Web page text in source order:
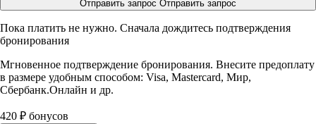
Отправить запрос Отправить запрос
Пока платить не нужно. Сначала дождитесь подтверждения
бронирования
Мгновенное подтверждение бронирования. Внесите предоплату
в размере удобным способом: Visa, Mastercard, Мир,
Сбербанк.Онлайн и др.
420 ₽ бонусов